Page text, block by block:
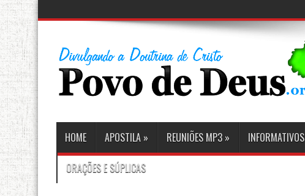
HOME APOSTILA » REUNIÕES MP3 » INFORMATIVOS
ORAÇÕES E SÚPLICAS